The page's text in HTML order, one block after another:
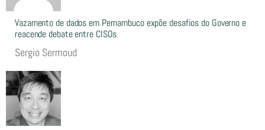
Vazamento de dados em Pernambuco expõe desafios do Governo e
reacende debate entre CISOs
Sergio Sermoud